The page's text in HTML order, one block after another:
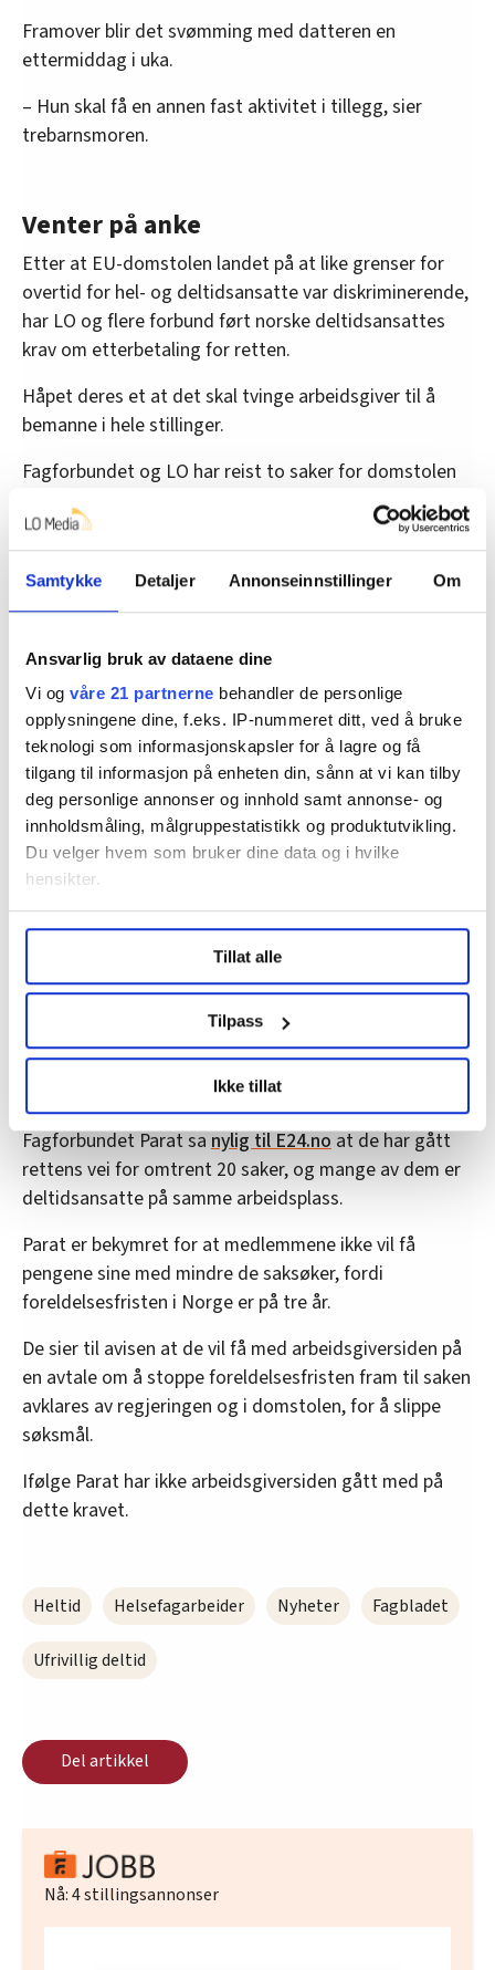
Samtykke Detaljer Annonseinnstillinger Om
Ansvarlig bruk av dataene dine
Vi og våre 21 partnerne behandler de personlige
opplysningene dine, f.eks. IP-nummeret ditt, ved å bruke
teknologi som informasjonskapsler for å lagre og få
tilgang til informasjon på enheten din, sånn at vi kan tilby
deg personlige annonser og innhold samt annonse- og
innholdsmåling, målgruppestatistikk og produktutvikling.
Du velger hvem som bruker dine data og i hvilke
hensikter.
Undermer infokan du lese om hvordan dine personlige
data behandles og hvordan du kan velge hvordan de skal
brukes. Du kan hele tiden endre eller trekke tilbake ditt
samtykke fra erklæringen om informasjonskapsler.
LO Medias publikasjoner frifagbevegelse.no, hk-nytt.no
og fontene.no bruker informasjonskapsler (cookies) for å
lære hvordan våre nettsider blir brukt slik at vi tilby
relevant innhold, tilpassede annonser og utarbeide
statistikk.
Vi deler bare informasjon om hvordan du bruker
innenfor analyse og annonsering. Disse er angitt i
oversikten lengre ned på denne siden.
Tillat alle
Tilpass
Ikke tillat
Framover blir det svømming med datteren en
ettermiddag i uka.
– Hun skal få en annen fast aktivitet i tillegg, sier
trebarnsmoren.
Venter på anke
Etter at EU-domstolen landet på at like grenser for
overtid for hel- og deltidsansatte var diskriminerende,
har LO og flere forbund ført norske deltidsansattes
krav om etterbetaling for retten.
Håpet deres et at det skal tvinge arbeidsgiver til å
bemanne i hele stillinger.
Fagforbundet og LO har reist to saker for domstolen
Therese Strand (45)
ogAndre Kaldal
(27) har vunnet i tingretten, og venter
nå på at saken skal opp for lagmannsretten til høsten.
Advokatene på begge sider av saken forventer at en av
KS, som representerer Hamar kommune, og
Fagforbundet som representerer Skatvedt-Hansen, ble
enig om å sette etterbetalingskravet hennes på vent.
I september er det ventet at regjeringen skal ta stilling
til om Norge bør endre arbeidsmiljøloven i tråd med
EU-dommene, slik at deltidsansatte får rett på
overtidsbetalt når de jobber utover avtalt
Ber arbeidsgiver stoppe
foreldelsesfristen
Samtidig har flere forbund varslet at devil føre
lignende saker for retten.
Fagforbundet Parat sanylig til E24.noat de har gått
rettens vei for omtrent 20 saker, og mange av dem er
deltidsansatte på samme arbeidsplass.
Parat er bekymret for at medlemmene ikke vil få
pengene sine med mindre de saksøker, fordi
foreldelsesfristen i Norge er på tre år.
De sier til avisen at de vil få med arbeidsgiversiden på
en avtale om å stoppe foreldelsesfristen fram til saken
avklares av regjeringen og i domstolen, for å slippe
søksmål.
Ifølge Parat har ikke arbeidsgiversiden gått med på
dette kravet.
Heltid Helsefagarbeider Nyheter Fagbladet
Ufrivillig deltid
Del artikkel
Nå:4stillingsannonser